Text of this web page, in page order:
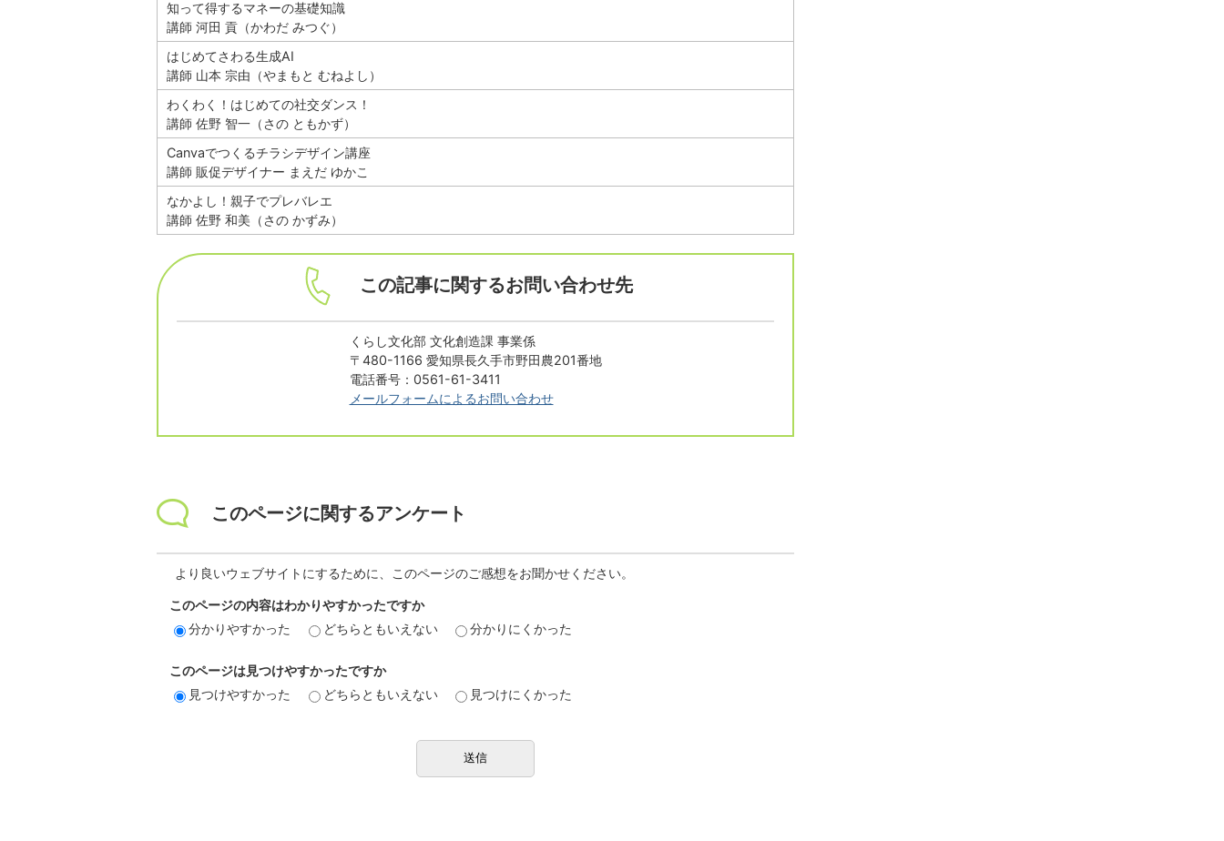
知って得するマネーの基礎知識
講師 河田 貢（かわだ みつぐ）
はじめてさわる生成AI
講師 山本 宗由（やまもと むねよし）
わくわく！はじめての社交ダンス！
講師 佐野 智一（さの ともかず）
Canvaでつくるチラシデザイン講座
講師 販促デザイナー まえだ ゆかこ
なかよし！親子でプレバレエ
講師 佐野 和美（さの かずみ）
この記事に関するお問い合わせ先
くらし文化部 文化創造課 事業係
〒480-1166 愛知県長久手市野田農201番地
電話番号：0561-61-3411
メールフォームによるお問い合わせ
このページに関するアンケート
より良いウェブサイトにするために、このページのご感想をお聞かせください。
このページの内容はわかりやすかったですか
分かりやすかった
どちらともいえない 分かりにくかった
このページは見つけやすかったですか
見つけやすかった
どちらともいえない 見つけにくかった